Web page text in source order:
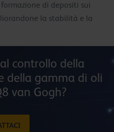
di depositi sui
la stabilità e la
controllo della
della gamma di oli
van Gogh?